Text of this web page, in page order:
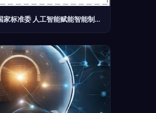
政策速递 | 工信部、国家标准委 人工智能赋能智能制造的新基石——《国家智能制造标准体系建设指南（2018年版）》解读